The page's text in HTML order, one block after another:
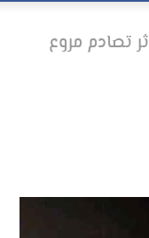
تصادم مروع